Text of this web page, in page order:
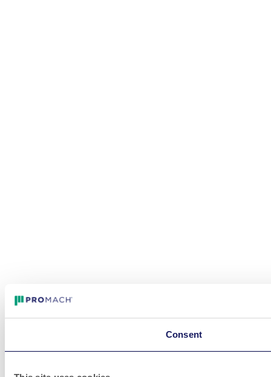
Consent